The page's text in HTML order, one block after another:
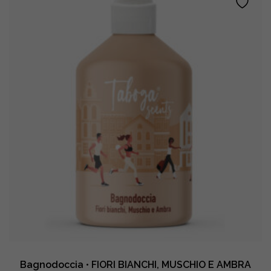
Bagnodoccia • FIORI BIANCHI, MUSCHIO E AMBRA